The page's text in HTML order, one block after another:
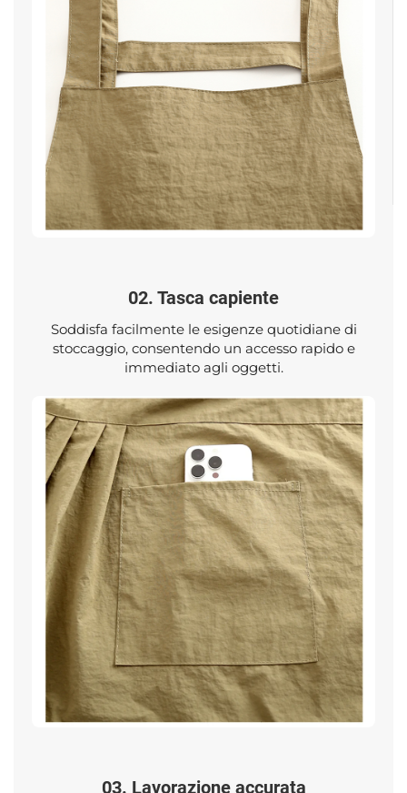
02. Tasca capiente
Soddisfa facilmente le esigenze quotidiane di
stoccaggio, consentendo un accesso rapido e
immediato agli oggetti.
03. Lavorazione accurata